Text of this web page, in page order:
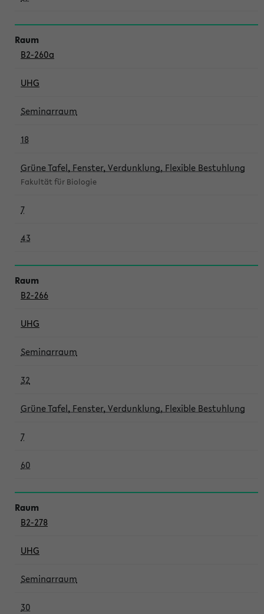
B2-260a
UHG
Seminarraum
18
Grüne Tafel, Fenster, Verdunklung, Flexible Bestuhlung
Fakultät für Biologie
7
43
B2-266
UHG
Seminarraum
32
Grüne Tafel, Fenster, Verdunklung, Flexible Bestuhlung
7
60
B2-278
UHG
Seminarraum
30